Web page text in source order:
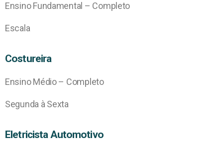
Ensino Fundamental – Completo
Escala
Costureira
Ensino Médio – Completo
Segunda à Sexta
Eletricista Automotivo